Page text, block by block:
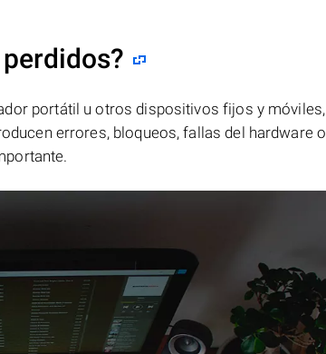
portátil u otros dispositivos fijos y
errores, bloqueos, fallas del hardware